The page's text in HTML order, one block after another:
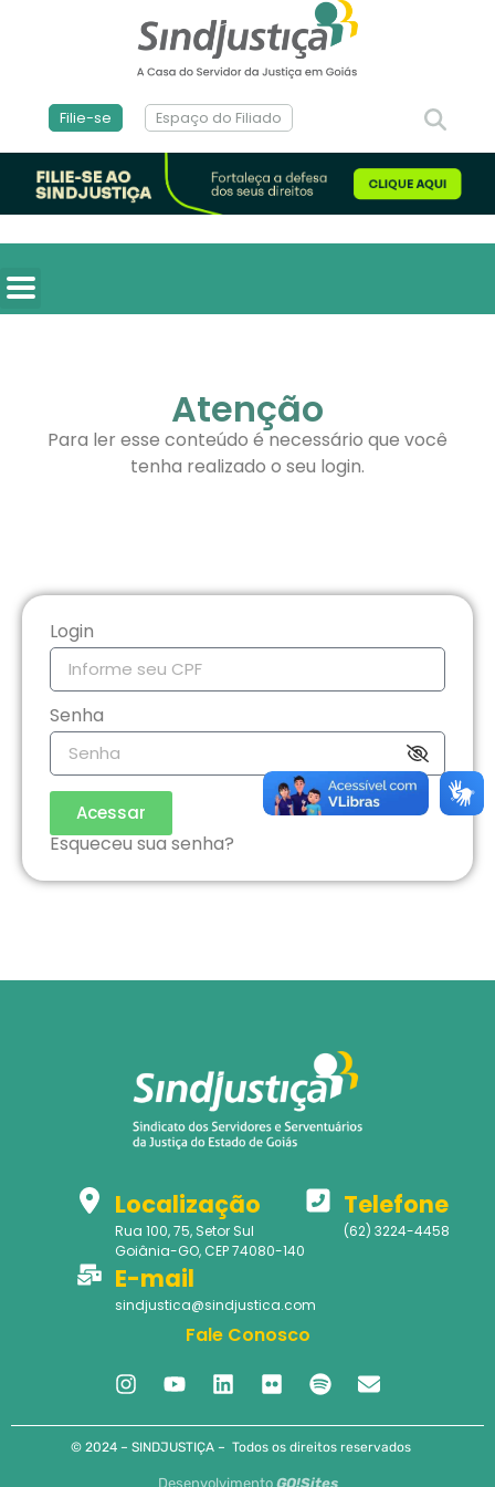
Filie-se Espaço do Filiado
Atenção
Para ler esse conteúdo é necessário que você
tenha realizado o seu login.
Login
Senha
Acessar
Esqueceu sua senha?
Localização
Rua 100, 75, Setor Sul
Goiânia-GO, CEP 74080-140
Telefone
(62) 3224-4458
E-mail
sindjustica@sindjustica.com
Fale Conosco
© 2024 – SINDJUSTIÇA – Todos os direitos reservados
Desenvolvimento GO!Sites